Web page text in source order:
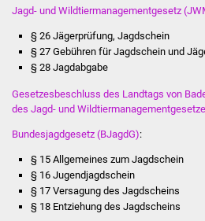
Jagd- und Wildtiermanagementgesetz
§ 26 Jägerprüfung, Jagdschein
§ 27 Gebühren für Jagdschein und
§ 28 Jagdabgabe
Gesetzesbeschluss des Landtags von
des Jagd- und
Bundesjagdgesetz (BJagdG):
§ 15 Allgemeines zum Jagdschein
§ 16 Jugendjagdschein
§ 17 Versagung des Jagdscheins
§ 18 Entziehung des Jagdscheins